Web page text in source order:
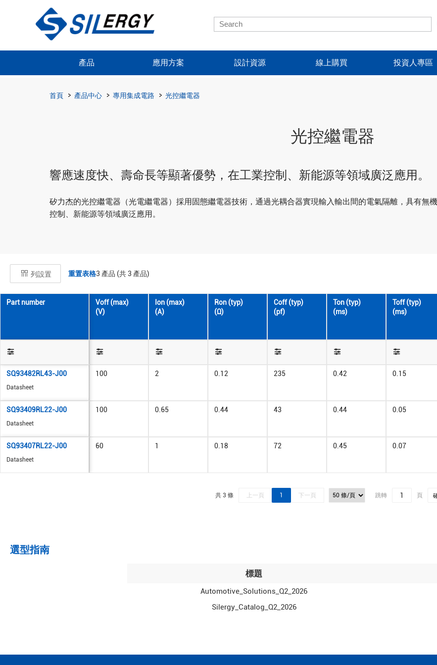
產品 應用方案 設計資源 線上購買 投資人專區
首頁 產品中心 專用集成電路 光控繼電器
光控繼電器
響應速度快、壽命長等顯著優勢，在工業控制、新能源等領域廣泛應用。
矽力杰的光控繼電器（光電繼電器）採用固態繼電器技術，通過光耦合器實現輸入輸出間的電氣隔離，具有無
控制、新能源等領域廣泛應用。
列設置 重置表格3 產品 (共3 產品)
Part number
Voff (max)
(V)
Ion (max)
(A)
Ron (typ)
(Ω)
Coff (typ)
(pf)
Ton (typ)
(ms)
Toff (typ)
(ms)
SQ93482RL43-J00
Datasheet
100 2 0.12 235 0.42 0.15
SQ93409RL22-J00
Datasheet
100 0.65 0.44 43 0.44 0.05
SQ93407RL22-J00
Datasheet
60 1 0.18 72 0.45 0.07
共 3 條 上一頁 1 下一頁 跳轉 頁
選型指南
標題
Automotive_Solutions_Q2_2026
Silergy_Catalog_Q2_2026